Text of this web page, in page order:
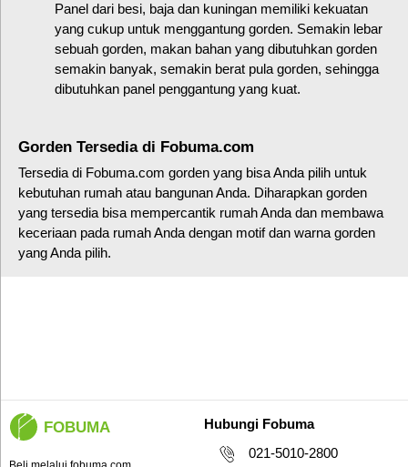
Panel dari besi, baja dan kuningan memiliki kekuatan
yang cukup untuk menggantung gorden. Semakin lebar
sebuah gorden, makan bahan yang dibutuhkan gorden
semakin banyak, semakin berat pula gorden, sehingga
dibutuhkan panel penggantung yang kuat.
Gorden Tersedia di Fobuma.com
Tersedia di Fobuma.com gorden yang bisa Anda pilih untuk
kebutuhan rumah atau bangunan Anda. Diharapkan gorden
yang tersedia bisa mempercantik rumah Anda dan membawa
keceriaan pada rumah Anda dengan motif dan warna gorden
yang Anda pilih.
FOBUMA
Hubungi Fobuma
021-5010-2800